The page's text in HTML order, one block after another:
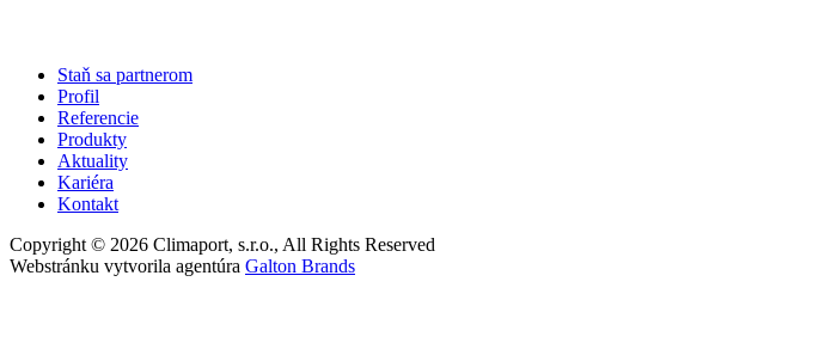
Staň sa partnerom
Profil
Referencie
Produkty
Aktuality
Kariéra
Kontakt
Copyright © 2026 Climaport, s.r.o., All Rights Reserved
Webstránku vytvorila agentúra Galton Brands